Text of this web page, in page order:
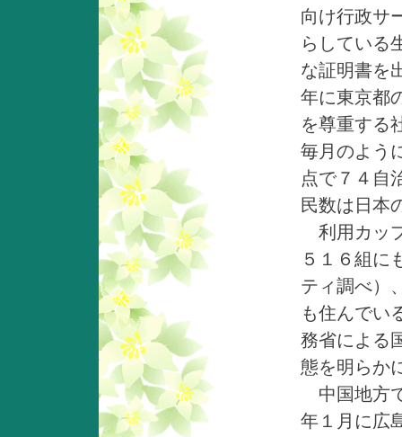
向け行政サ
らしている
な証明書を
年に東京都
を尊重する
毎月のよう
点で７４自
民数は日本
利用カッ
５１６組に
ティ調べ）
も住んでい
務省による
態を明らか
中国地方
年１月に広